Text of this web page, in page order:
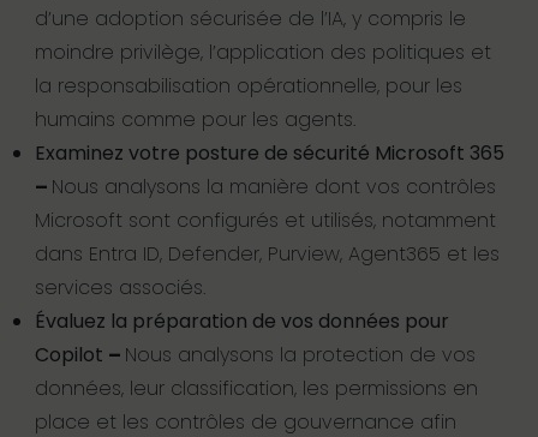
d’une adoption sécurisée de l’IA, y compris le
moindre privilège, l’application des politiques et
la responsabilisation opérationnelle, pour les
humains comme pour les agents.
Examinez votre posture de sécurité Microsoft 365
– Nous analysons la manière dont vos contrôles
Microsoft sont configurés et utilisés, notamment
dans Entra ID, Defender, Purview, Agent365 et les
services associés.
Évaluez la préparation de vos données pour
Copilot – Nous analysons la protection de vos
données, leur classification, les permissions en
place et les contrôles de gouvernance afin